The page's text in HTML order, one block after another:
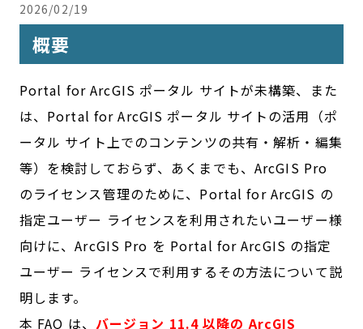
2026/02/19
概要
Portal for ArcGIS ポータル サイトが未構築、また
は、Portal for ArcGIS ポータル サイトの活用（ポ
ータル サイト上でのコンテンツの共有・解析・編集
等）を検討しておらず、あくまでも、ArcGIS Pro
のライセンス管理のために、Portal for ArcGIS の
指定ユーザー ライセンスを利用されたいユーザー様
向けに、ArcGIS Pro を Portal for ArcGIS の指定
ユーザー ライセンスで利用するその方法について説
明します。
本 FAQ は、 バージョン 11.4 以降の ArcGIS